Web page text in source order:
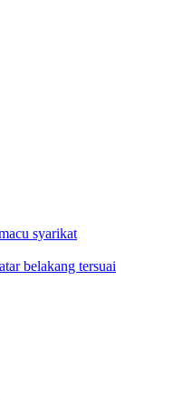
syarikat
belakang tersuai